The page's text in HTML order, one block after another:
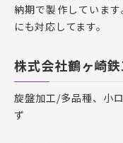
納期で製作していま
にも対応してます。
株式会社鶴ヶ崎
旋盤加工/多品種、小
ず